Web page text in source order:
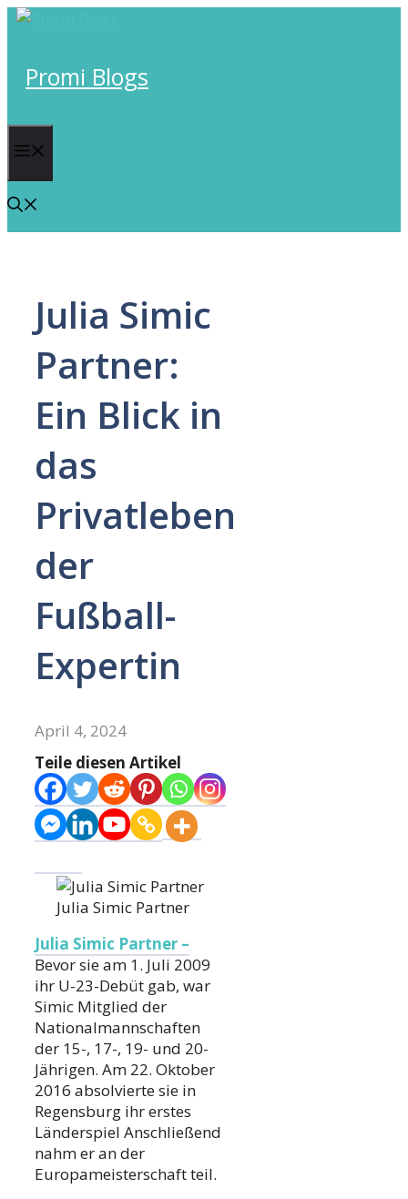
Skip
Promi Blogs
Julia Simic
Partner:
Ein Blick in
das
Privatleben
der
Fußball-
Expertin
April 4, 2024
Teile diesen Artikel
Julia Simic Partner
Julia Simic Partner –
Bevor sie am 1. Juli 2009
ihr U-23-Debüt gab, war
Simic Mitglied der
Nationalmannschaften
der 15-, 17-, 19- und 20-
Jährigen. Am 22. Oktober
2016 absolvierte sie in
Regensburg ihr erstes
Länderspiel Anschließend
nahm er an der
Europameisterschaft teil.